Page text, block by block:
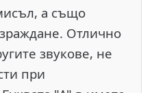
а също
Отлично
звукове, не
при